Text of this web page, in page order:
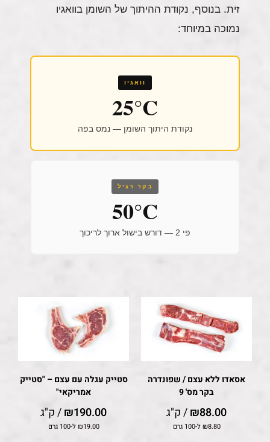
זית. בנוסף, נקודת ההיתוך של השומן בוואגיו
נמוכה במיוחד:
וואגיו
25°C
נקודת היתוך השומן — נמס בפה
בקר רגיל
50°C
פי 2 — דורש בישול ארוך לריכוך
אסאדו ללא עצם / שפונדרה
בקר מס' 9
₪88.00 / ק"ג
₪8.80 ל-100 גרם
סטייק עגלה עם עצם – "סטייק
אמריקאי"
₪190.00 / ק"ג
₪19.00 ל-100 גרם